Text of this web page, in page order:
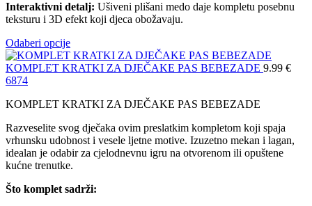
Interaktivni detalj: Ušiveni plišani medo daje kompletu posebnu
teksturu i 3D efekt koji djeca obožavaju.
Odaberi opcije
KOMPLET KRATKI ZA DJEČAKE PAS BEBEZADE 9.99 €
6874
KOMPLET KRATKI ZA DJEČAKE PAS BEBEZADE
Razveselite svog dječaka ovim preslatkim kompletom koji spaja
vrhunsku udobnost i vesele ljetne motive. Izuzetno mekan i lagan,
idealan je odabir za cjelodnevnu igru na otvorenom ili opuštene
kućne trenutke.
Što komplet sadrži: